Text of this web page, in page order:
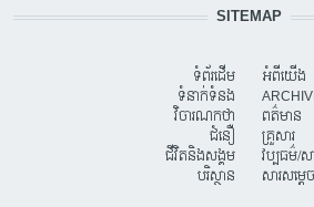
SITEMAP
ទំព័រដើម
ទំនាក់ទំនង
វិចារណកថា
ជំនឿ
ជីវិតនិងសង្គម
បរិស្ថាន
អំពីយើង
ពត៌មាន
គ្រួសារ
វប្បធម៌/
សារសម្ត